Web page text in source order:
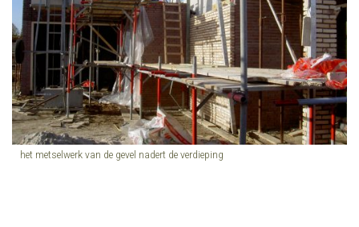
het metselwerk van de gevel nadert de verdieping